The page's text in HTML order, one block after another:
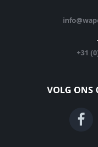
+31
VOLG ONS